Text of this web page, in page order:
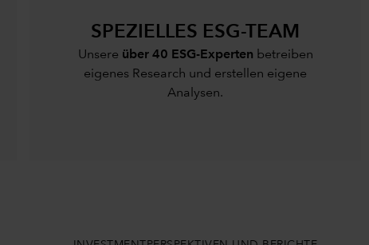
SPEZIELLES ESG-TEAM
Unsere über 40 ESG-Experten betreiben
eigenes Research und erstellen eigene
Analysen.